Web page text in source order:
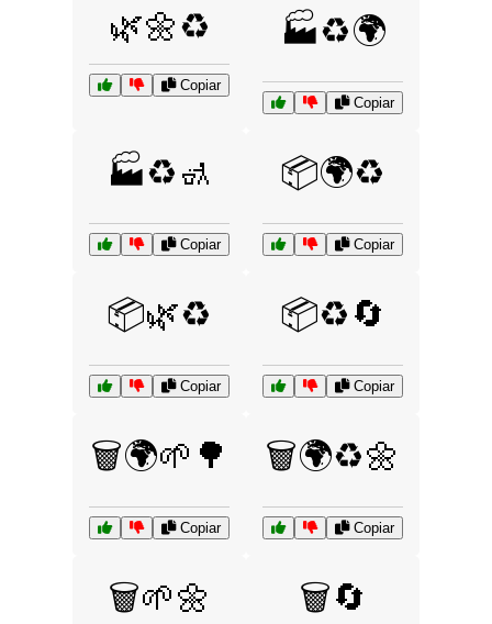
🌿🌼♻️
Copiar
🏭♻️🌍
Copiar
🏭♻️🚮
Copiar
📦🌍♻️
Copiar
📦🌿♻️
Copiar
📦♻️🔄
Copiar
🗑️🌍🌱🌳
Copiar
🗑️🌍♻️🌼
Copiar
🗑️🌱🌼 🗑️🔄